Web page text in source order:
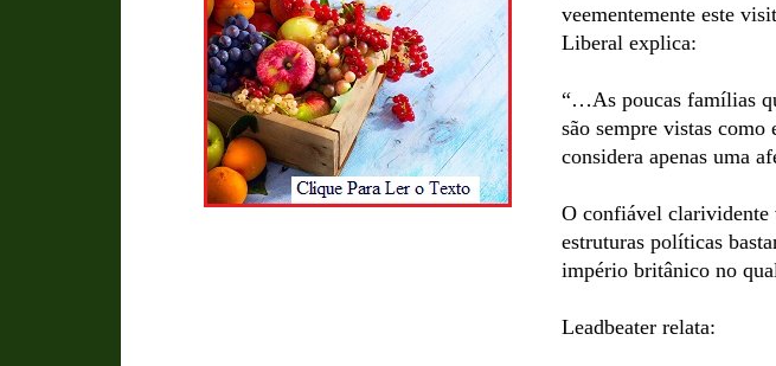
veementemente este
Liberal explica:
“…As poucas famílias
são sempre vistas como
considera apenas uma
O confiável clarividente
estruturas políticas
império britânico no
Leadbeater relata: